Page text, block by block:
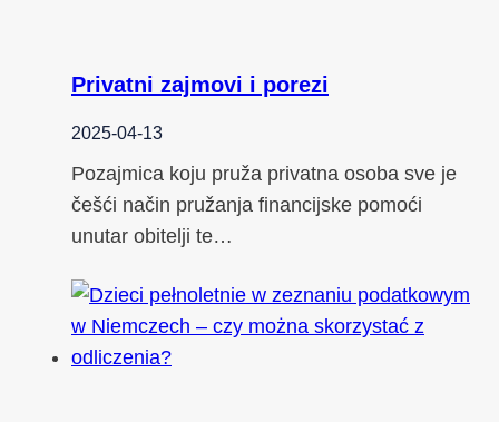
Privatni zajmovi i porezi
2025-04-13
Pozajmica koju pruža privatna osoba sve je
češći način pružanja financijske pomoći
unutar obitelji te…